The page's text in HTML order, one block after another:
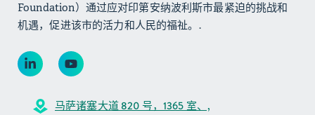
Foundation）通过应对印第安纳波利斯市最紧迫的挑战和
机遇，促进该市的活力和人民的福祉。.
马萨诸塞大道 820 号，1365 室、,